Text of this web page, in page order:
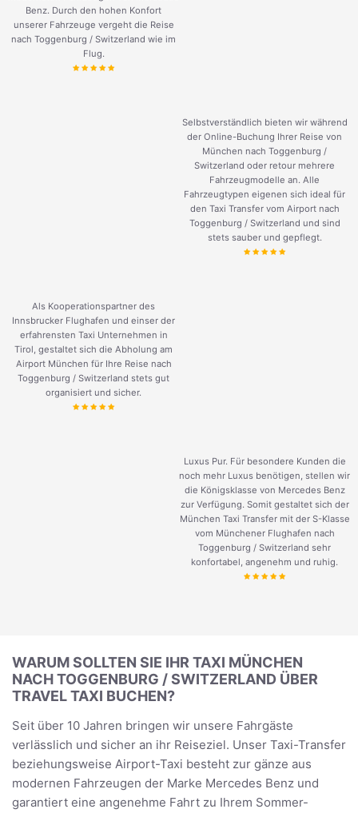
Benz. Durch den hohen Konfort
unserer Fahrzeuge vergeht die Reise
nach Toggenburg / Switzerland wie im
Flug.
Selbstverständlich bieten wir während
der Online-Buchung Ihrer Reise von
München nach Toggenburg /
Switzerland oder retour mehrere
Fahrzeugmodelle an. Alle
Fahrzeugtypen eigenen sich ideal für
den Taxi Transfer vom Airport nach
Toggenburg / Switzerland und sind
stets sauber und gepflegt.
Als Kooperationspartner des
Innsbrucker Flughafen und einser der
erfahrensten Taxi Unternehmen in
Tirol, gestaltet sich die Abholung am
Airport München für Ihre Reise nach
Toggenburg / Switzerland stets gut
organisiert und sicher.
Luxus Pur. Für besondere Kunden die
noch mehr Luxus benötigen, stellen wir
die Königsklasse von Mercedes Benz
zur Verfügung. Somit gestaltet sich der
München Taxi Transfer mit der S-Klasse
vom Münchener Flughafen nach
Toggenburg / Switzerland sehr
konfortabel, angenehm und ruhig.
WARUM SOLLTEN SIE IHR TAXI MÜNCHEN
NACH TOGGENBURG / SWITZERLAND ÜBER
TRAVEL TAXI BUCHEN?
Seit über 10 Jahren bringen wir unsere Fahrgäste
verlässlich und sicher an ihr Reiseziel. Unser Taxi-Transfer
beziehungsweise Airport-Taxi besteht zur gänze aus
modernen Fahrzeugen der Marke Mercedes Benz und
garantiert eine angenehme Fahrt zu Ihrem Sommer-